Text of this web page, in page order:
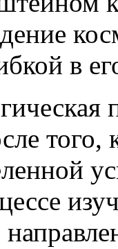
в
того,